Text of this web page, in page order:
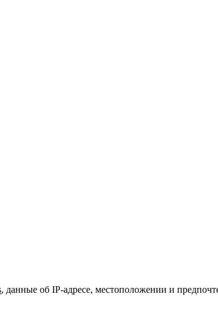
, данные об IP-адресе, местоположении и